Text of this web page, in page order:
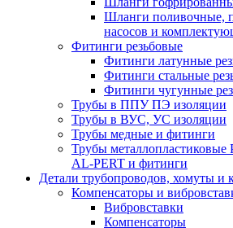
Шланги поливочные,
насосов и
Фитинги резьбовые
Фитинги латунные
Фитинги стальные
Фитинги чугунные
Трубы в ППУ ПЭ изоляции
Трубы в ВУС, УС изоляции
Трубы медные и фитинги
Трубы
AL-PERT и фитинги
Детали трубопроводов, хомуты и
Компенсаторы и
Вибровставки
Компенсаторы